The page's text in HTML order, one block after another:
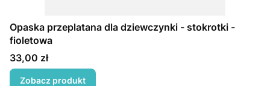
Opaska przeplatana dla dziewczynki - stokrotki -
fioletowa
Cena
33,00 zł
Zobacz produkt